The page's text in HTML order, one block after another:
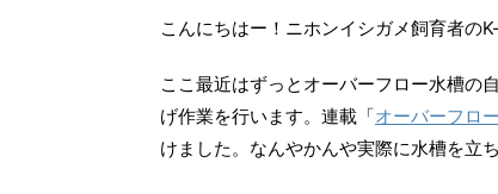
こんにちはー！ニホンイシガメ飼育者の
ここ最近はずっとオーバーフロー水槽の
げ作業を行います。連載「オーバーフロ
けました。なんやかんや実際に水槽を立